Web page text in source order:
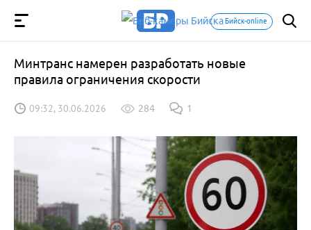
Бийск-online
Минтранс намерен разработать новые
правила ограничения скорости
09:32, 30.06.2026 284 1